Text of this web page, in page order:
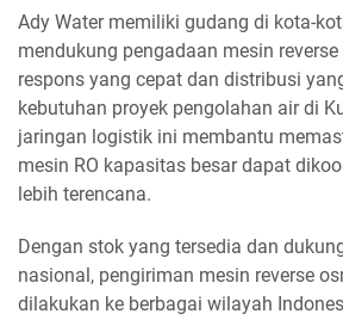
Ady Water memiliki gudang di kota-
mendukung pengadaan mesin
respons yang cepat dan distribusi
kebutuhan proyek pengolahan air di
jaringan logistik ini membantu
mesin RO kapasitas besar dapat
lebih terencana.
Dengan stok yang tersedia dan
nasional, pengiriman mesin reverse
dilakukan ke berbagai wilayah